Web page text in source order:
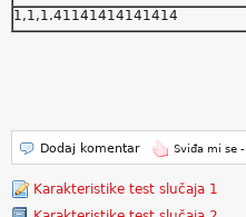
1,1,1.41141414141414
Dodaj komentar Sviđa mi se -
Karakteristike test slučaja 1